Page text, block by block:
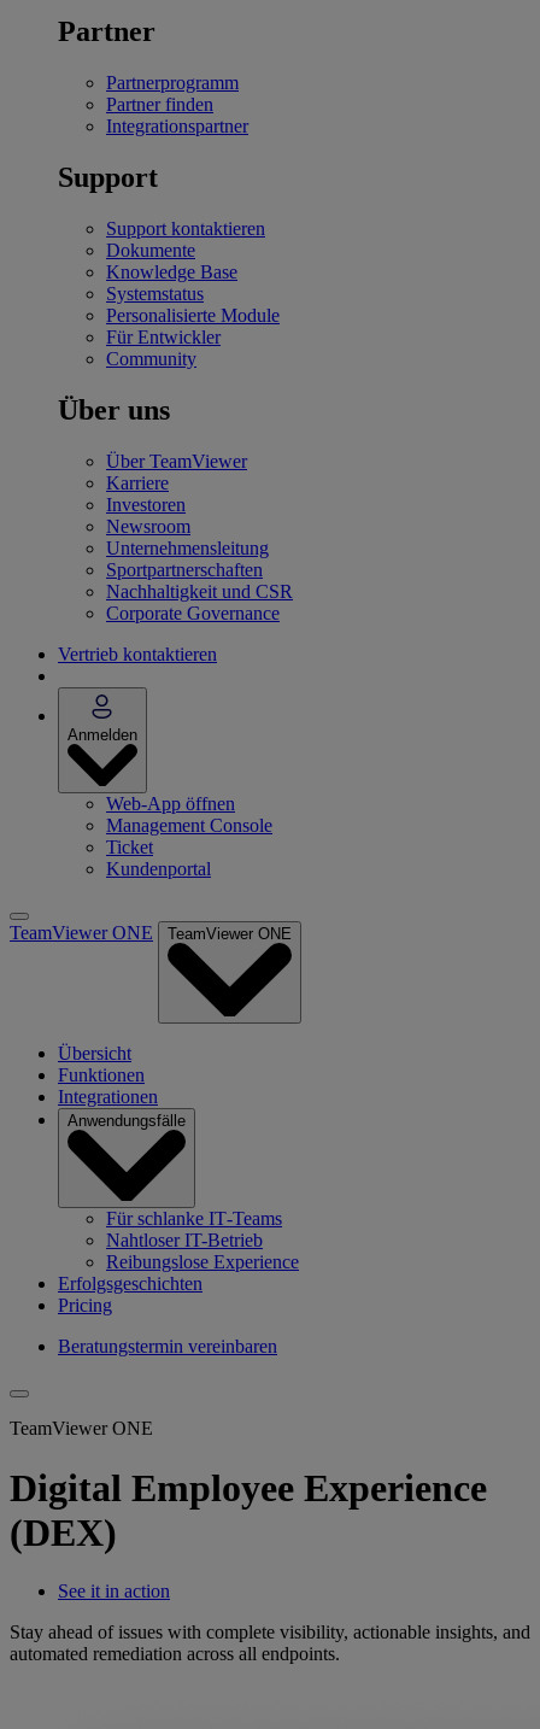
Partner
Partnerprogramm
Partner finden
Integrationspartner
Support
Support kontaktieren
Dokumente
Knowledge Base
Systemstatus
Personalisierte Module
Für Entwickler
Community
Über uns
Über TeamViewer
Karriere
Investoren
Newsroom
Unternehmensleitung
Sportpartnerschaften
Nachhaltigkeit und CSR
Corporate Governance
Vertrieb kontaktieren
Anmelden
Web-App öffnen
Management Console
Ticket
Kundenportal
TeamViewer ONE TeamViewer ONE
Übersicht
Funktionen
Integrationen
Anwendungsfälle
Für schlanke IT‐Teams
Nahtloser IT-Betrieb
Reibungslose Experience
Erfolgsgeschichten
Pricing
Beratungstermin vereinbaren
TeamViewer ONE
Digital Employee Experience
(DEX)
See it in action
Stay ahead of issues with complete visibility, actionable insights, and
automated remediation across all endpoints.